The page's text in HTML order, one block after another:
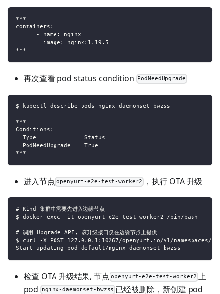
***
containers:
      - name: nginx
        image: nginx:1.19.5
***
再次查看 pod status condition PodNeedUpgrade
$ kubectl describe pods nginx-daemonset-bwzss
***
Conditions:
  Type              Status
  PodNeedUpgrade    True
***
进入节点 openyurt-e2e-test-worker2 ，执行 OTA 升级
# Kind 集群中需要先进入边缘节点
$ docker exec -it openyurt-e2e-test-worker2 /bin/bash
# 调用 Upgrade API, 该升级接口仅在边缘节点上提供
$ curl -X POST 127.0.0.1:10267/openyurt.io/v1/namespaces/
Start updating pod default/nginx-daemonset-bwzss
检查 OTA 升级结果, 节点 openyurt-e2e-test-worker2 上
pod
nginx-daemonset-bwzss 已经被删除，新创建 pod